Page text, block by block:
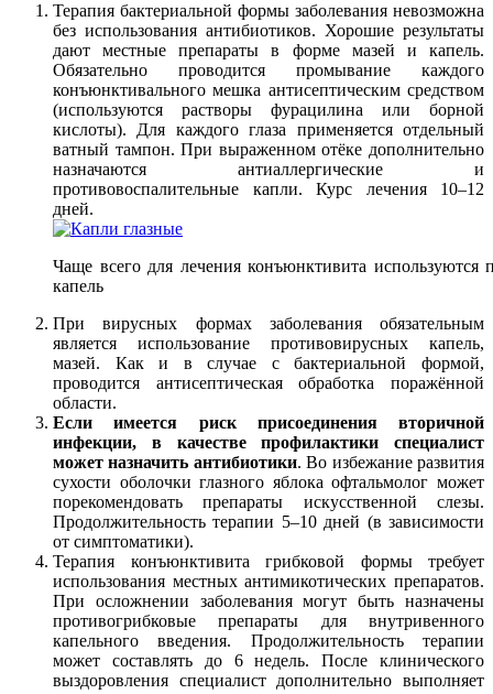
Терапия бактериальной формы заболевания невозможна
без использования антибиотиков. Хорошие результаты
дают местные препараты в форме мазей и капель.
Обязательно проводится промывание каждого
конъюнктивального мешка антисептическим средством
(используются растворы фурацилина или борной
кислоты). Для каждого глаза применяется отдельный
ватный тампон. При выраженном отёке дополнительно
назначаются антиаллергические и
противовоспалительные капли. Курс лечения 10–12
дней.
Чаще всего для лечения конъюнктивита используются
капель
При вирусных формах заболевания обязательным
является использование противовирусных капель,
мазей. Как и в случае с бактериальной формой,
проводится антисептическая обработка поражённой
области.
Если имеется риск присоединения вторичной
инфекции, в качестве профилактики специалист
может назначить антибиотики. Во избежание развития
сухости оболочки глазного яблока офтальмолог может
порекомендовать препараты искусственной слезы.
Продолжительность терапии 5–10 дней (в зависимости
от симптоматики).
Терапия конъюнктивита грибковой формы требует
использования местных антимикотических препаратов.
При осложнении заболевания могут быть назначены
противогрибковые препараты для внутривенного
капельного введения. Продолжительность терапии
может составлять до 6 недель. После клинического
выздоровления специалист дополнительно выполняет